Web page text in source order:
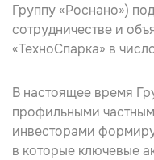
Группу «Роснано»)
сотрудничестве и
«ТехноСпарка» в
В настоящее время
профильными
инвесторами
в которые ключевые